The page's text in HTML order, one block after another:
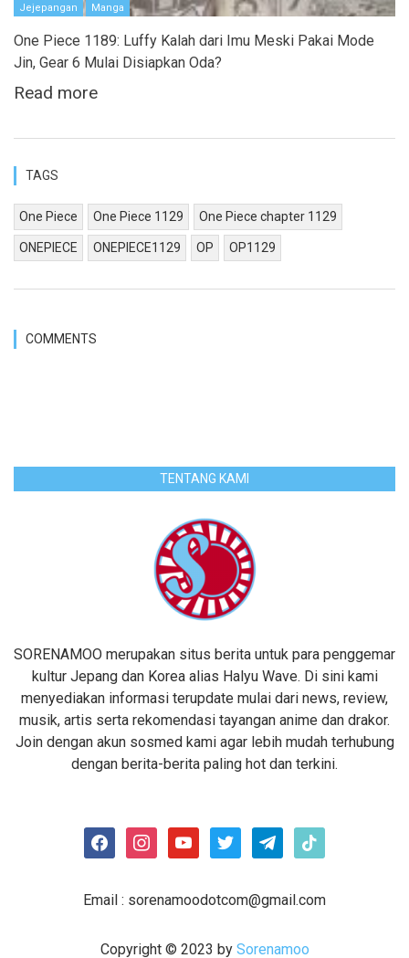
Jejepangan Manga
One Piece 1189: Luffy Kalah dari Imu Meski Pakai Mode
Jin, Gear 6 Mulai Disiapkan Oda?
Read more
TAGS
One Piece One Piece 1129 One Piece chapter 1129
ONEPIECE ONEPIECE1129 OP OP1129
COMMENTS
TENTANG KAMI
SORENAMOO merupakan situs berita untuk para penggemar
kultur Jepang dan Korea alias Halyu Wave. Di sini kami
menyediakan informasi terupdate mulai dari news, review,
musik, artis serta rekomendasi tayangan anime dan drakor.
Join dengan akun sosmed kami agar lebih mudah terhubung
dengan berita-berita paling hot dan terkini.
facebookinstagramyoutubetwitter telegramtiktok
Email : sorenamoodotcom@gmail.com
Copyright © 2023 by Sorenamoo